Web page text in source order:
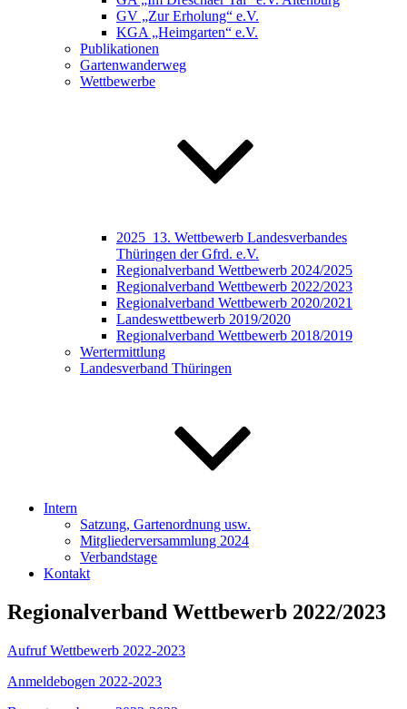
GV „Zur Erholung“ e.V.
KGA „Heimgarten“ e.V.
Publikationen
Gartenwanderweg
Wettbewerbe
2025_13. Wettbewerb Landesverbandes
Thüringen der Gfrd. e.V.
Regionalverband Wettbewerb 2024/2025
Regionalverband Wettbewerb 2022/2023
Regionalverband Wettbewerb 2020/2021
Landeswettbewerb 2019/2020
Regionalverband Wettbewerb 2018/2019
Wertermittlung
Landesverband Thüringen
Intern
Satzung, Gartenordnung usw.
Mitgliederversammlung 2024
Verbandstage
Kontakt
Regionalverband Wettbewerb 2022/2023
Aufruf Wettbewerb 2022-2023
Anmeldebogen 2022-2023